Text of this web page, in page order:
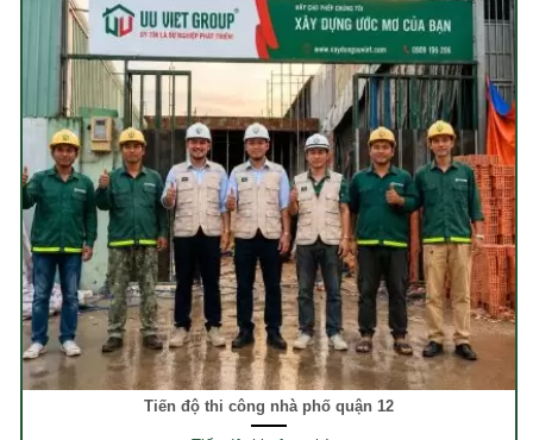
Tiến độ thi công nhà phố quận 12